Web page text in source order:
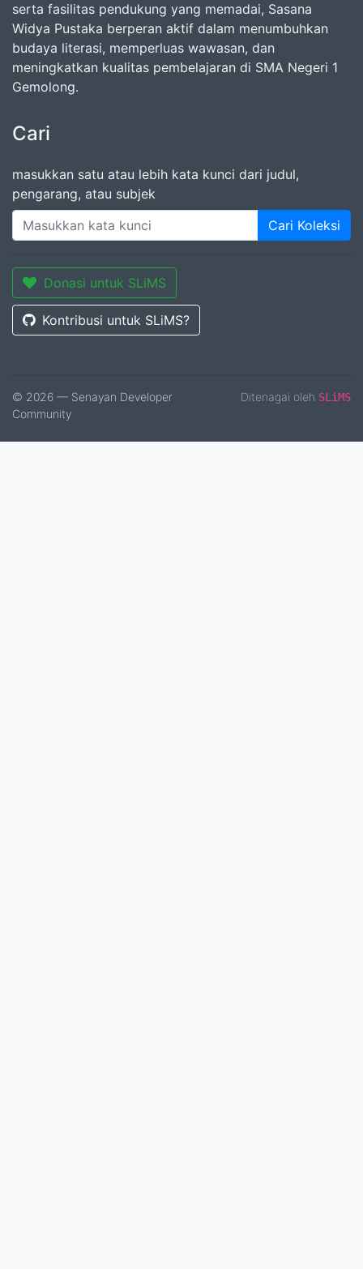
serta fasilitas pendukung yang memadai, Sasana
Widya Pustaka berperan aktif dalam menumbuhkan
budaya literasi, memperluas wawasan, dan
meningkatkan kualitas pembelajaran di SMA Negeri 1
Gemolong.
Cari
masukkan satu atau lebih kata kunci dari judul,
pengarang, atau subjek
Cari Koleksi
Donasi untuk SLiMS
Kontribusi untuk SLiMS?
© 2026 — Senayan Developer
Community
Ditenagai oleh SLiMS